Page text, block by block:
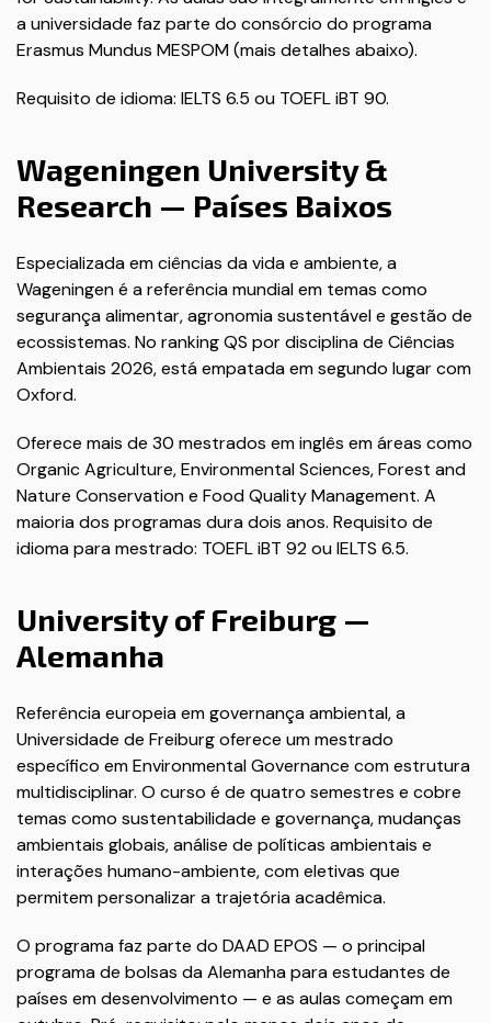
a universidade faz parte do consórcio do programa
Erasmus Mundus MESPOM (mais detalhes abaixo).
Requisito de idioma: IELTS 6.5 ou TOEFL iBT 90.
Wageningen University &
Research — Países Baixos
Especializada em ciências da vida e ambiente, a
Wageningen é a referência mundial em temas como
segurança alimentar, agronomia sustentável e gestão de
ecossistemas. No ranking QS por disciplina de Ciências
Ambientais 2026, está empatada em segundo lugar com
Oxford.
Oferece mais de 30 mestrados em inglês em áreas como
Organic Agriculture, Environmental Sciences, Forest and
Nature Conservation e Food Quality Management. A
maioria dos programas dura dois anos. Requisito de
idioma para mestrado: TOEFL iBT 92 ou IELTS 6.5.
University of Freiburg —
Alemanha
Referência europeia em governança ambiental, a
Universidade de Freiburg oferece um mestrado
específico em Environmental Governance com estrutura
multidisciplinar. O curso é de quatro semestres e cobre
temas como sustentabilidade e governança, mudanças
ambientais globais, análise de políticas ambientais e
interações humano-ambiente, com eletivas que
permitem personalizar a trajetória acadêmica.
O programa faz parte do DAAD EPOS — o principal
programa de bolsas da Alemanha para estudantes de
países em desenvolvimento — e as aulas começam em